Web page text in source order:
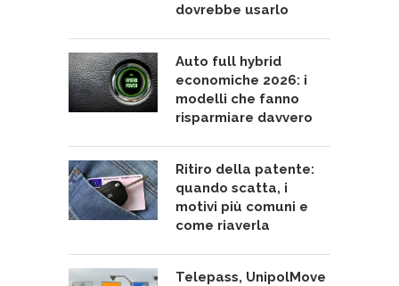
dovrebbe usarlo
Auto full hybrid
economiche 2026: i
modelli che fanno
risparmiare davvero
Ritiro della patente:
quando scatta, i
motivi più comuni e
come riaverla
Telepass, UnipolMove